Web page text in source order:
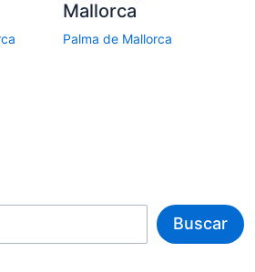
Mallorca
Palma de Mallorca
Buscar